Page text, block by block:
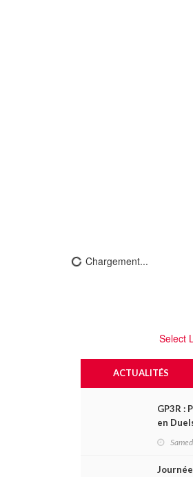
Chargement...
Select
ACTUALITÉS
GP3R :
en